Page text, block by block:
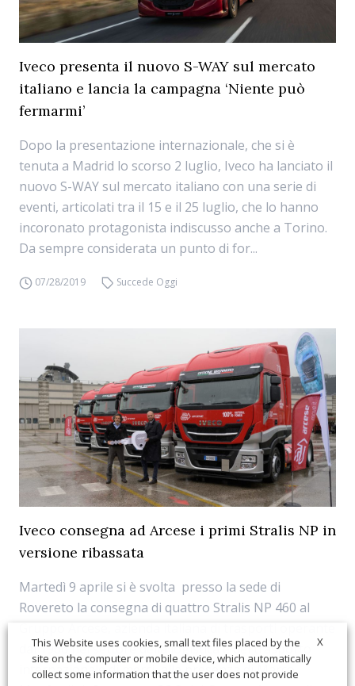
Iveco presenta il nuovo S-WAY sul mercato
italiano e lancia la campagna ‘Niente può
fermarmi’
Dopo la presentazione internazionale, che si è
tenuta a Madrid lo scorso 2 luglio, Iveco ha lanciato il
nuovo S-WAY sul mercato italiano con una serie di
eventi, articolati tra il 15 e il 25 luglio, che lo hanno
incoronato protagonista indiscusso anche a Torino.
Da sempre considerata un punto di for...
07/28/2019 Succede Oggi
Iveco consegna ad Arcese i primi Stralis NP in
versione ribassata
Martedì 9 aprile si è svolta presso la sede di
Rovereto la consegna di quattro Stralis NP 460 al
dal 1966 nel settore della logistica e del trasporto
internazionale di merci, alla presenza di Marco
X
This Website uses cookies, small text files placed by the
site on the computer or mobile device, which automatically
collect some information that the user does not provide